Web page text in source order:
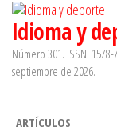
Idioma y
Número 301. ISSN:
septiembre de 2026.
ARTÍCULOS